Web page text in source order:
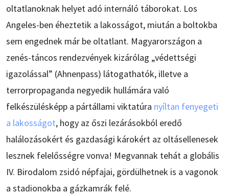
oltatlanoknak helyet adó internáló táborokat. Los
Angeles-ben éheztetik a lakosságot, miután a boltokba
sem engednek már be oltatlant. Magyarországon a
zenés-táncos rendezvények kizárólag „védettségi
igazolással” (Ahnenpass) látogathatók, illetve a
terrorpropaganda negyedik hullámára való
felkészülésképp a pártállami viktatúra nyíltan fenyegeti
a lakosságot, hogy az őszi lezárásokból eredő
halálozásokért és gazdasági károkért az oltásellenesek
lesznek felelősségre vonva! Megvannak tehát a globális
IV. Birodalom zsidó népfajai, gördülhetnek is a vagonok
a stadionokba a gázkamrák felé.